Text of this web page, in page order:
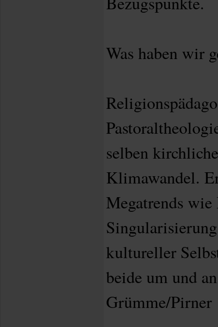
Was haben wir
selben
Klimawandel.
Megatrends
kultureller
beide um und
Grümme/Pirner